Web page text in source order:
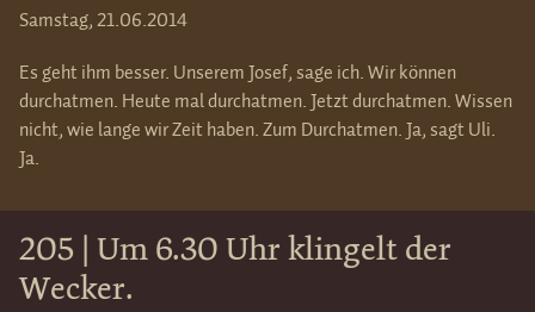
Samstag, 21.06.2014
Es geht ihm besser. Unserem Josef, sage ich. Wir können
durchatmen. Heute mal durchatmen. Jetzt durchatmen. Wissen
nicht, wie lange wir Zeit haben. Zum Durchatmen. Ja, sagt Uli.
Ja.
205 | Um 6.30 Uhr klingelt der
Wecker.